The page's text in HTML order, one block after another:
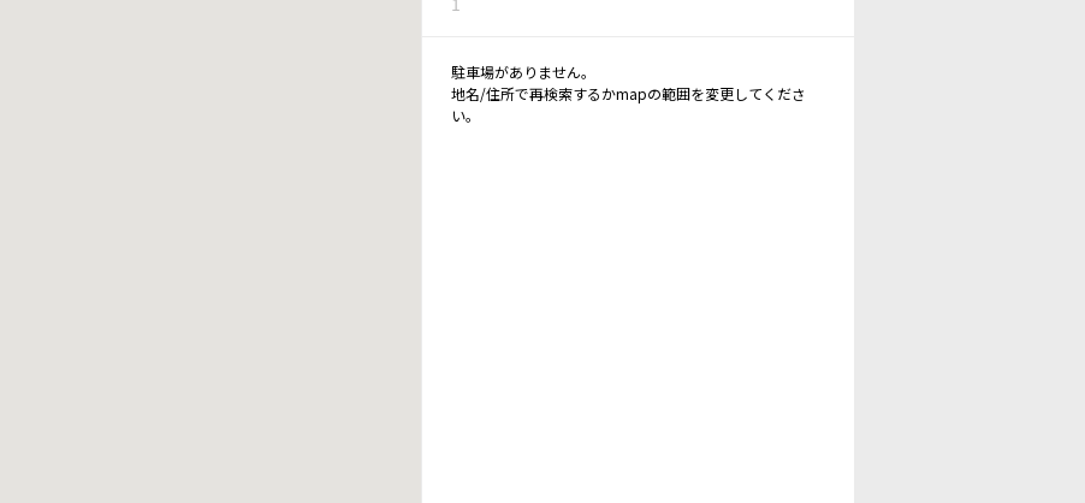
駐車場がありません。
地名/住所で再検索するかmapの範囲を変更してくださ
い。